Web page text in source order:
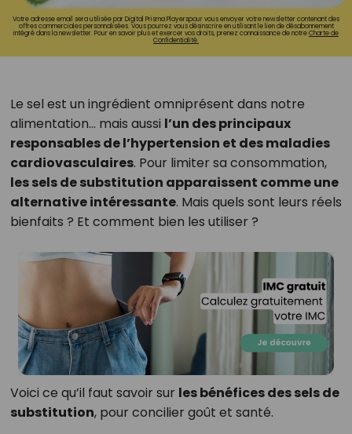
Votre adresse email sera utilisée par Digital Prisma Playerspour vous envoyer votre newsletter contenant des
offres commerciales personnalisées. Vous pourrez vous désinscrire en utilisant le lien de désabonnement
intégré dans la newsletter. Pour en savoir plus et exercer vos droits, prenez connaissance de notreCharte de
Confidentialité.
Le sel est un ingrédient omniprésent dans notre
alimentation… mais aussi l’un des principaux
responsables de l’hypertension et des maladies
cardiovasculaires. Pour limiter sa consommation,
les sels de substitution apparaissent comme une
alternative intéressante. Mais quels sont leurs réels
bienfaits ? Et comment bien les utiliser ?
Voici ce qu’il faut savoir sur les bénéfices des sels de
substitution, pour concilier goût et santé.